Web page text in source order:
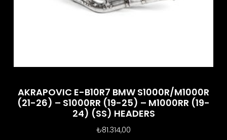
AKRAPOVIC E-B10R7 BMW S1000R/M1000R
(21-26) – S1000RR (19-25) – M1000RR (19-
24) (SS) HEADERS
₺81.314,00